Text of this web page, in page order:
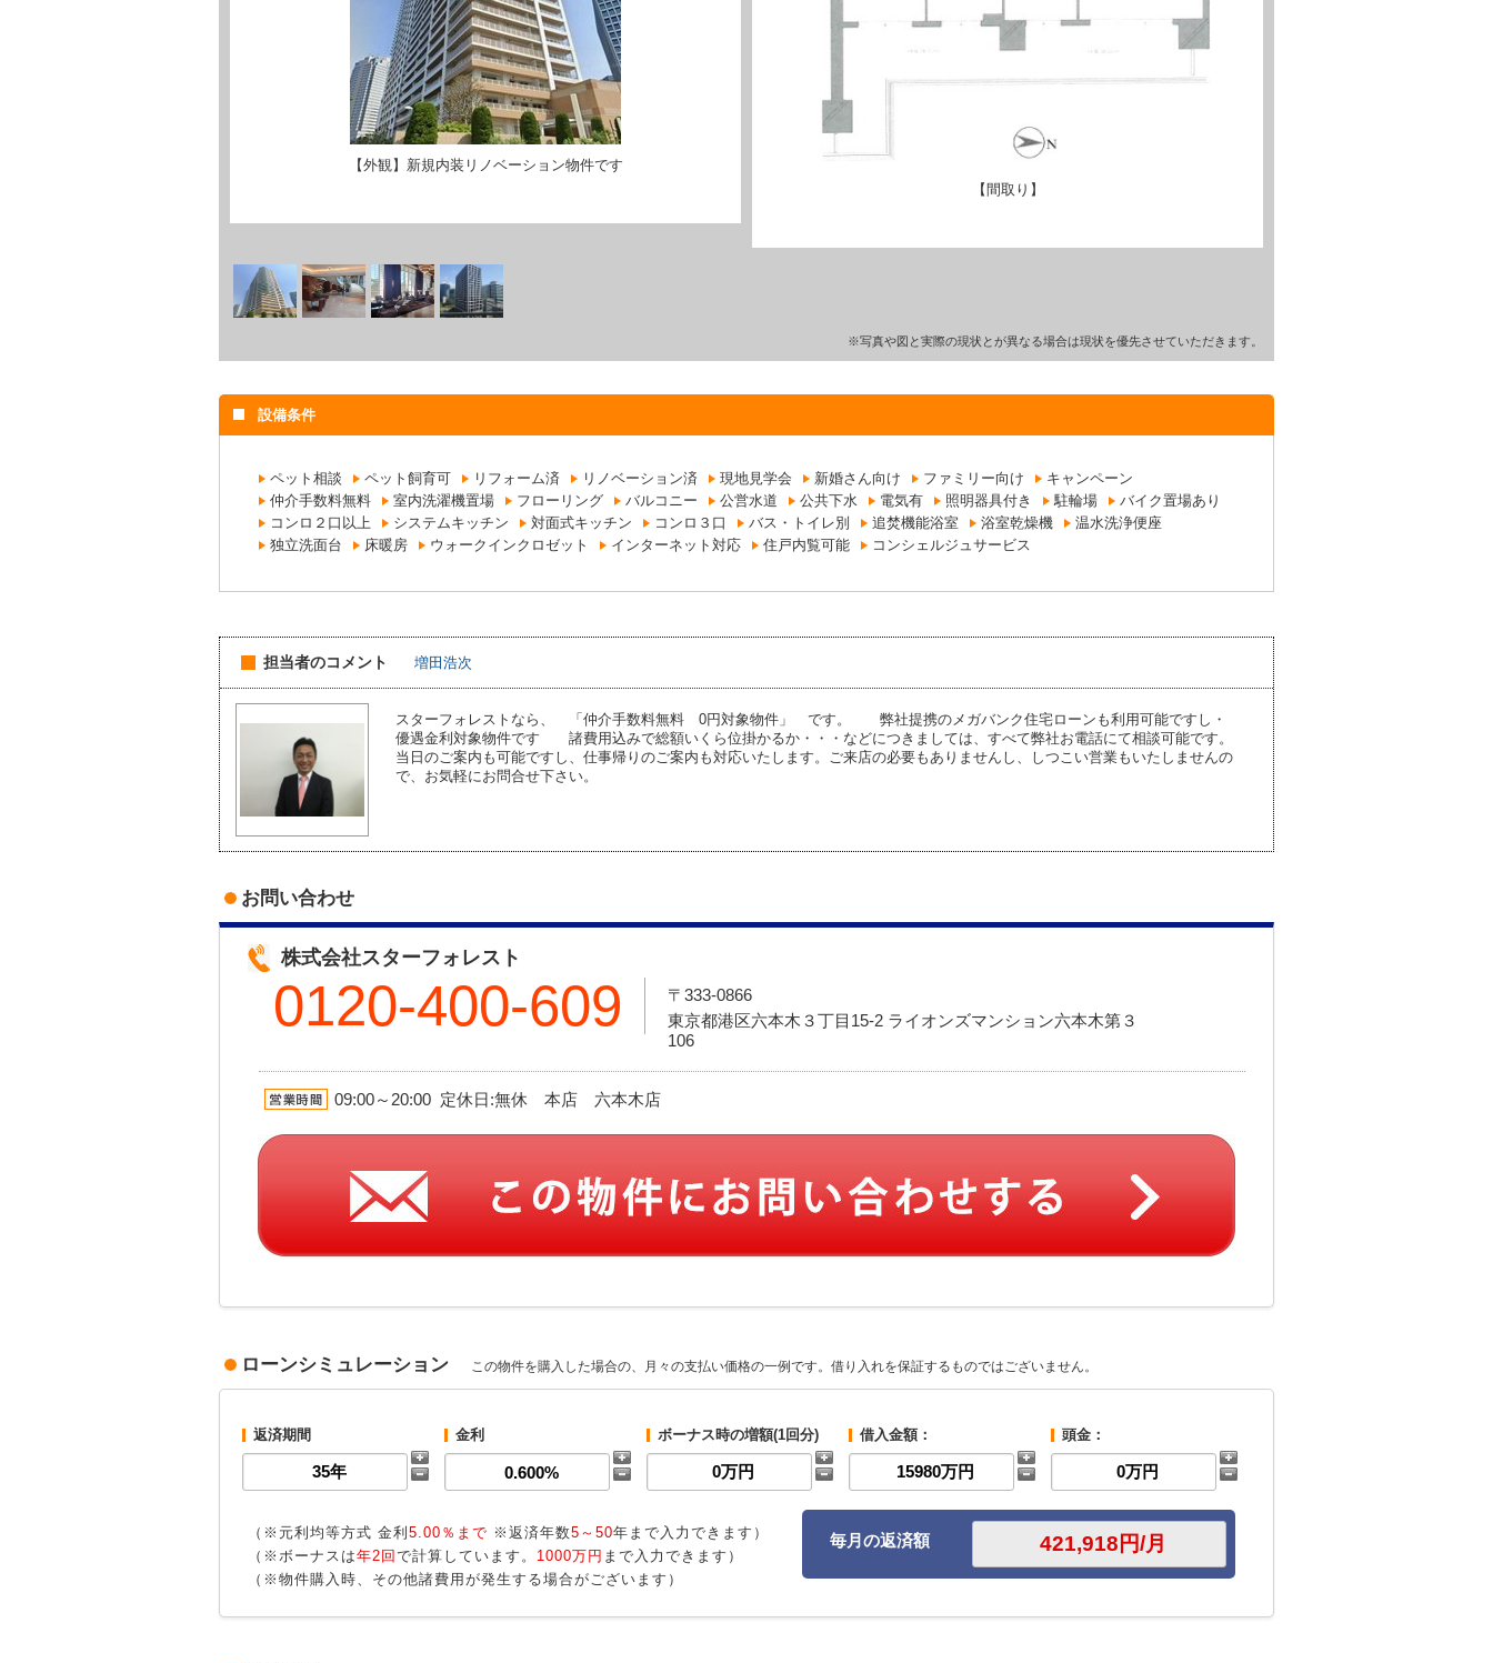
【外観】新規内装リノベーション物件です
【間取り】
※写真や図と実際の現状とが異なる場合は現状を優先させていただきます。
設備条件
ペット相談 ペット飼育可 リフォーム済 リノベーション済 現地見学会 新婚さん向け ファミリー向け
キャンペーン
仲介手数料無料
室内洗濯機置場 フローリング バルコニー 公営水道 公共下水 電気有 照明器具付き 駐輪場
バイク置場あり
コンロ２口以上
システムキッチン 対面式キッチン コンロ３口 バス・トイレ別 追焚機能浴室 浴室乾燥機
温水洗浄便座
独立洗面台
床暖房 ウォークインクロゼット インターネット対応 住戸内覧可能 コンシェルジュサービス
担当者のコメント 増田浩次
スターフォレストなら、 「仲介手数料無料 0円対象物件」 です。 弊社提携のメガバンク住宅ローンも利用可能ですし・
優遇金利対象物件です 諸費用込みで総額いくら位掛かるか・・・などにつきましては、すべて弊社お電話にて相談可能です。
当日のご案内も可能ですし、仕事帰りのご案内も対応いたします。ご来店の必要もありませんし、しつこい営業もいたしませんの
で、お気軽にお問合せ下さい。
お問い合わせ
株式会社スターフォレスト
0120-400-609
〒333-0866
東京都港区六本木３丁目15-2 ライオンズマンション六本木第３
106
09:00～20:00 定休日:無休 本店 六本木店
ローンシミュレーション この物件を購入した場合の、月々の支払い価格の一例です。借り入れを保証するものではございません。
返済期間 金利 ボーナス時の増額(1回分) 借入金額： 頭金：
（※元利均等方式 金利 5.00％まで ※返済年数5～50年まで入力できます）
（※ボーナスは年2回 で計算しています。 1000万円 まで入力できます）
（※物件購入時、その他諸費用が発生する場合がございます）
毎月の返済額